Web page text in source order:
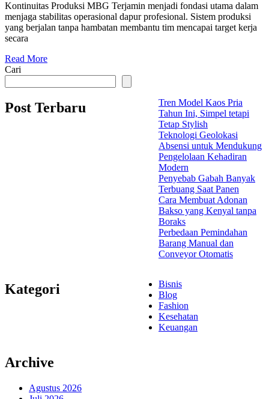
Kontinuitas Produksi MBG Terjamin menjadi fondasi utama dalam
menjaga stabilitas operasional dapur profesional. Sistem produksi
yang berjalan tanpa hambatan membantu tim mencapai target kerja
secara
Read More
Cari
Post Terbaru
Tren Model Kaos Pria
Tahun Ini, Simpel tetapi
Tetap Stylish
Teknologi Geolokasi
Absensi untuk Mendukung
Pengelolaan Kehadiran
Modern
Penyebab Gabah Banyak
Terbuang Saat Panen
Cara Membuat Adonan
Bakso yang Kenyal tanpa
Boraks
Perbedaan Pemindahan
Barang Manual dan
Conveyor Otomatis
Kategori
Bisnis
Blog
Fashion
Kesehatan
Keuangan
Archive
Agustus 2026